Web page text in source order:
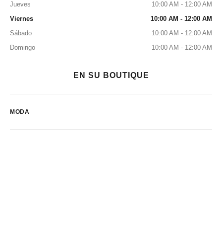
Jueves
10:00 AM - 12:00 AM
Viernes
10:00 AM - 12:00 AM
Sábado
10:00 AM - 12:00 AM
Domingo
10:00 AM - 12:00 AM
EN SU BOUTIQUE
MODA